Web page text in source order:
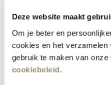
Deze website maakt
Om je beter en
cookies en het verzamelen
gebruik te maken van
cookiebeleid.
Een witte vloerlamp
door de neutrale
Bij Eijerkamp vind